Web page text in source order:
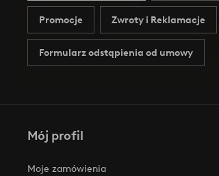
Promocje Zwroty i Reklamacje
Formularz odstąpienia od umowy
Mój profil
Moje zamówienia